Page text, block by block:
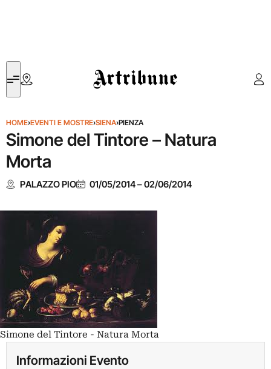
Artribune
HOME›EVENTI E MOSTRE›SIENA›PIENZA
Simone del Tintore – Natura
Morta
PALAZZO PIO 01/05/2014–02/06/2014
Simone del Tintore - Natura Morta
Informazioni Evento